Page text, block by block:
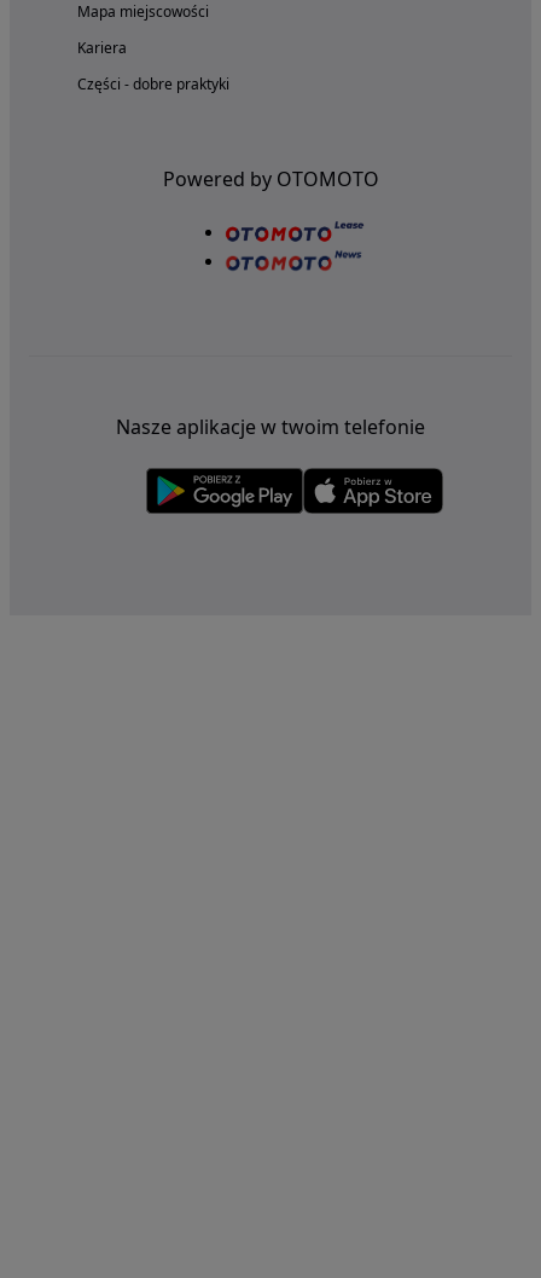
Mapa miejscowości
Kariera
Części - dobre praktyki
Powered by OTOMOTO
Nasze aplikacje w twoim telefonie